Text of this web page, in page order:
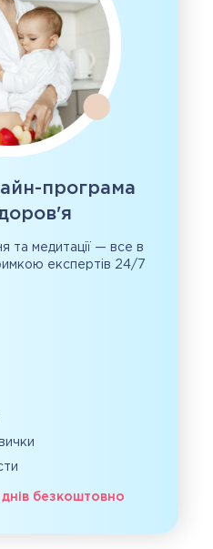
програма
та медитації — все в
експертів 24/7
безкоштовно